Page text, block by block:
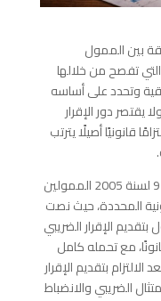
بين الممول
تفصح من خلالها
وتحدد على أساسه
يقتصر دور الإقرار
قانونيًا أصيلًا يترتب
وقد ألزم قانون الضريبة على الدخل رقم 91 لسنة 2005 الممولين
المحددة، حيث نصت
بتقديم الإقرار الضريبي
مع تحمله كامل
بتقديم الإقرار
الضريبي والانضباط